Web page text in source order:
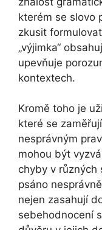
kterém se slovo
zkusit
„výjimka“
upevňuje
kontextech.
Kromě toho je
které se
nesprávným
mohou být
chyby v různých
psáno
nejen zasahují
sebehodnocení